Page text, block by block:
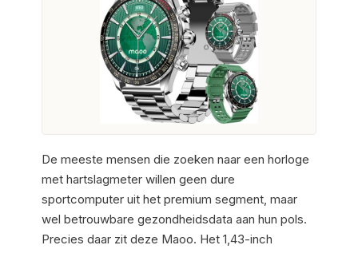
De meeste mensen die zoeken naar een horloge
met hartslagmeter willen geen dure
sportcomputer uit het premium segment, maar
wel betrouwbare gezondheidsdata aan hun pols.
Precies daar zit deze Maoo. Het 1,43-inch